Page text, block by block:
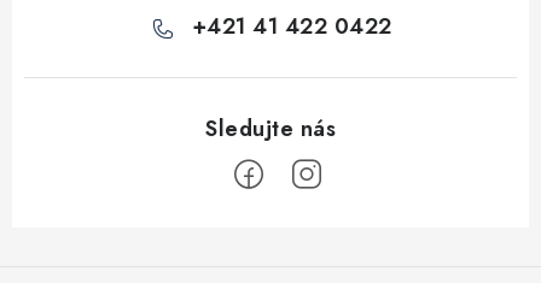
+421 41 422 0422